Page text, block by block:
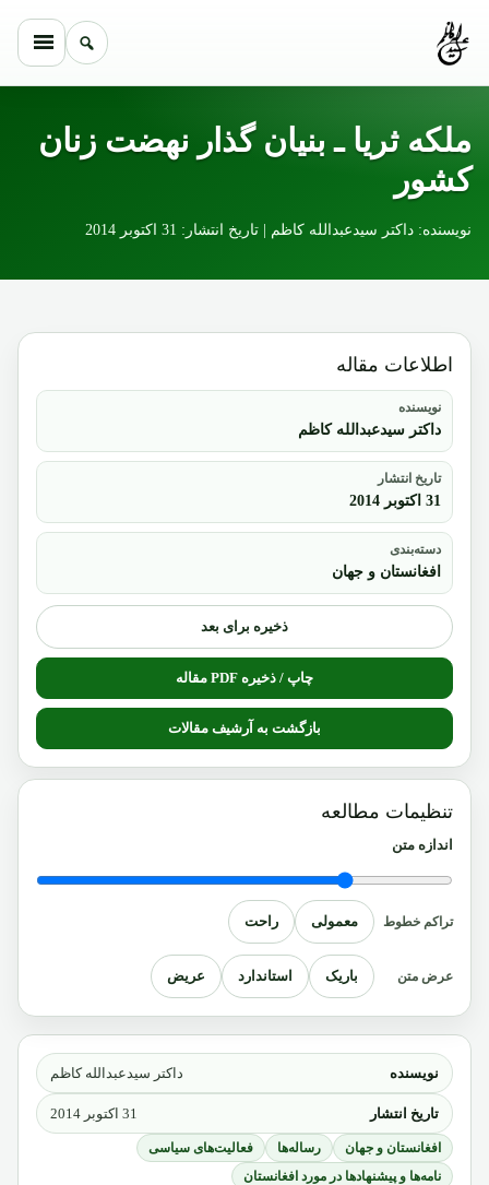
ملکه ثریا ـ بنیان گذار نهضت زنان
کشور
نویسنده: داکتر سیدعبدالله کاظم | تاریخ انتشار: 31 اکتوبر 2014
نویسنده داکتر سیدعبدالله کاظم
تاریخ انتشار 31 اکتوبر 2014
افغانستان و جهان رساله‌ها
فعالیت‌های سیاسی
نامه‌ها و پیشنهادها در مورد افغانستان
اطلاعات مقاله
نویسنده
داکتر سیدعبدالله کاظم
تاریخ انتشار
31 اکتوبر 2014
دسته‌بندی
افغانستان و جهان
ذخیره برای بعد
چاپ / ذخیره PDF مقاله
بازگشت به آرشیف مقالات
تنظیمات مطالعه
اندازه متن
تراکم خطوط معمولی راحت
عرض متن باریک استاندارد عریض